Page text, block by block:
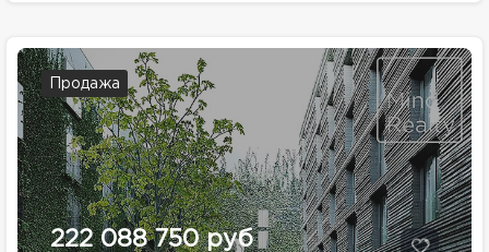
Продажа
222 088 750 руб